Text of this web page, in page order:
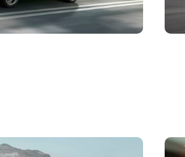
Tiguan (2021 –